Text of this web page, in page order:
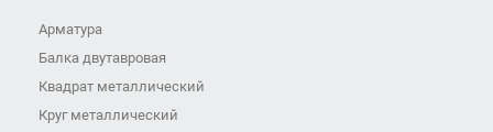
Арматура
Балка двутавровая
Квадрат металлический
Круг металлический